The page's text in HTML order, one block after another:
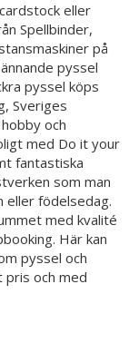
eller
Spellbinder,
på
pyssel
pyssel köps
Sveriges
och
med Do it your
fantastiska
som man
eller födelsedag.
med kvalité
Här kan
pyssel och
pris och med